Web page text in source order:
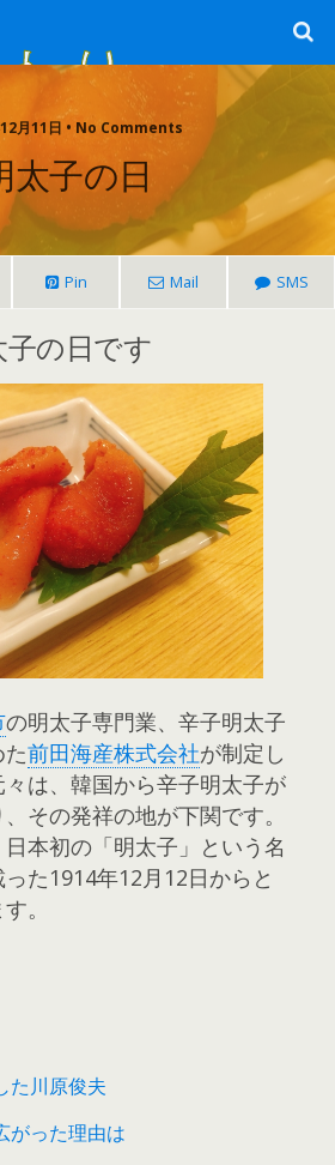
ひまわり畑 sunflower-field
月11日 • No Comments
太子の日
Pin Mail SMS
子の日です
の明太子専門業、辛子明太子
前田海産株式会社が制定し
は、韓国から辛子明太子が
その発祥の地が下関です。
本初の「明太子」という名
た1914年12月12日からと
。
た川原俊夫
がった理由は